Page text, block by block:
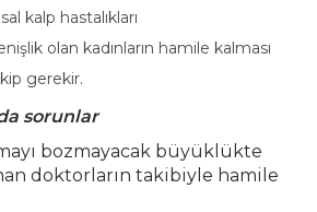
kalp hastalıkları
olan kadınların hamile kalması
gerekir.
sorunlar
bozmayacak büyüklükte
doktorların takibiyle hamile